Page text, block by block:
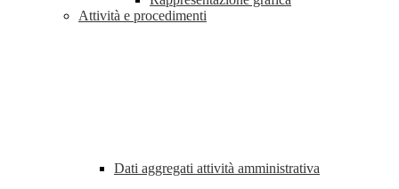
Attività e procedimenti
Dati aggregati attività amministrativa